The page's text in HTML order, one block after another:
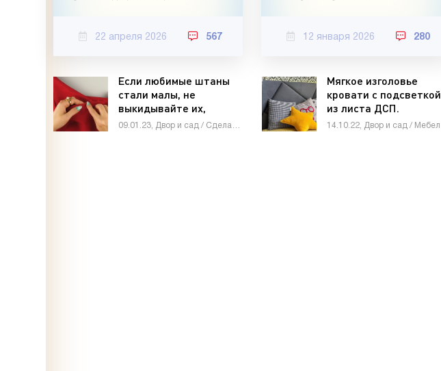
22 апреля 2026 567 12 января 2026 280
Если любимые штаны
стали малы, не
выкидывайте их,
проблема решается на
Мягкое изголовье
кровати с подсветкой
из листа ДСП.
Делается на раз-два -